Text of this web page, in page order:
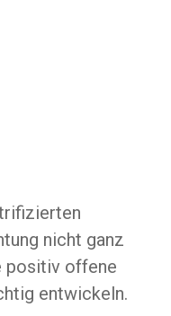
nicht ganz
positiv offene
entwickeln.